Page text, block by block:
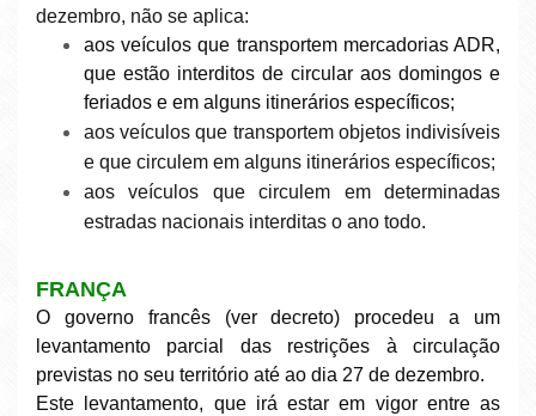
dezembro, não se aplica:
aos veículos que transportem mercadorias ADR,
que estão interditos de circular aos domingos e
feriados e em alguns itinerários específicos;
aos veículos que transportem objetos indivisíveis
e que circulem em alguns itinerários específicos;
aos veículos que circulem em determinadas
estradas nacionais interditas o ano todo.
FRANÇA
O governo francês (ver decreto) procedeu a um
levantamento parcial das restrições à circulação
previstas no seu território até ao dia 27 de dezembro.
Este levantamento, que irá estar em vigor entre as